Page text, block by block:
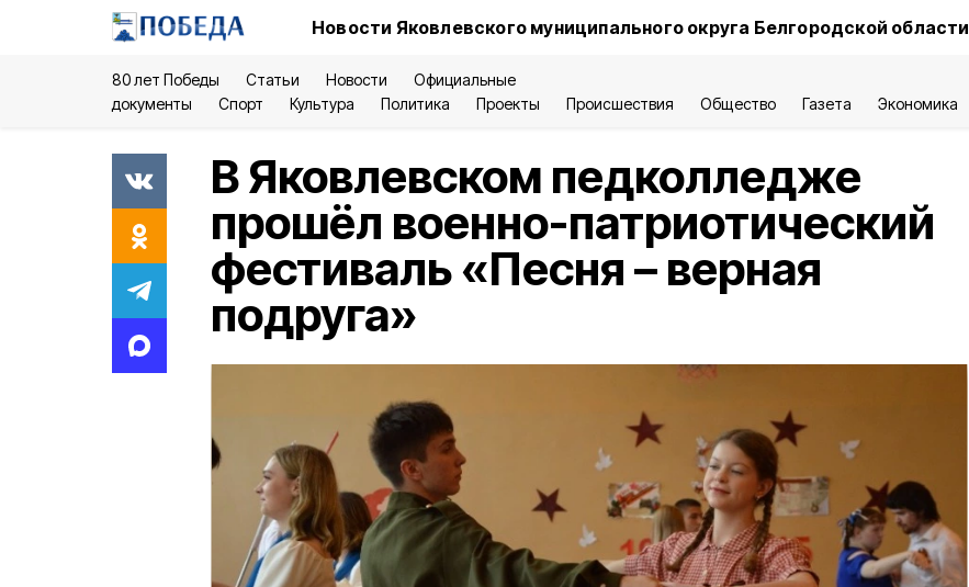
Новости Яковлевского муниципального округа Белгородской области
80 лет Победы Статьи Новости
Официальные
документы
Спорт Культура Политика Проекты Происшествия Общество Газета Экономика
В Яковлевском педколледже
прошёл военно-патриотический
фестиваль «Песня – верная
подруга»